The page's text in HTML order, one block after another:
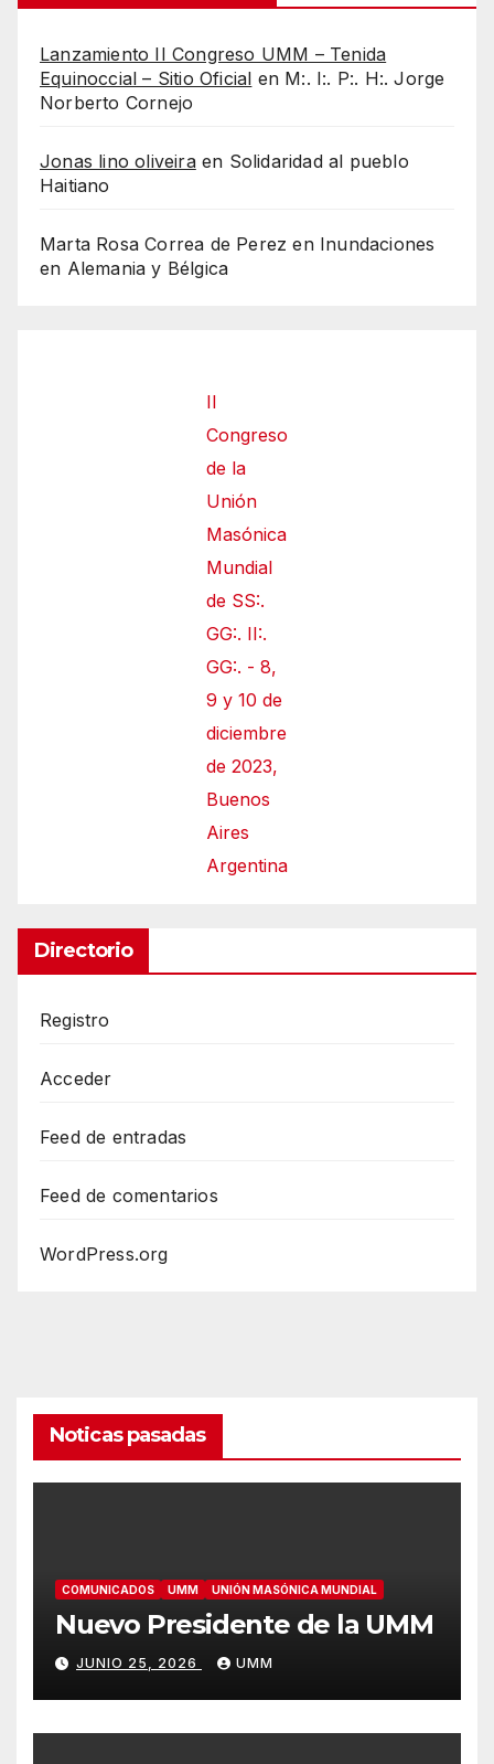
Lanzamiento II Congreso UMM – Tenida
Equinoccial – Sitio Oficial en M:. I:. P:. H:. Jorge
Norberto Cornejo
Jonas lino oliveiraen Solidaridad al pueblo
Haitiano
Marta Rosa Correa de Perez en Inundaciones
en Alemania y Bélgica
II
Congreso
de la
Unión
Masónica
Mundial
de SS:.
GG:. II:.
GG:. - 8,
9 y 10 de
diciembre
de 2023,
Buenos
Aires
Argentina
Directorio
Registro
Acceder
Feed de entradas
Feed de comentarios
WordPress.org
Noticas pasadas
COMUNICADOS UMM UNIÓN MASÓNICA MUNDIAL
Nuevo Presidente de la UMM
JUNIO 25, 2026 UMM